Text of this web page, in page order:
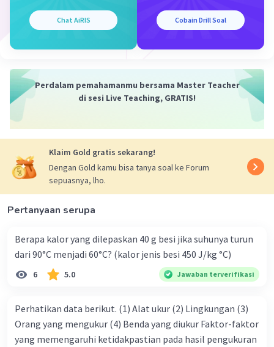
q = muatan listrik (C)
F = 9 x 10 x 0,02 x 0,08 / 0,02
Jadi jawaban yang tepat adalah 36 x 10 9 N.
Daniel N Level 73
06 Oktober 2023 13:26
Chat AiRIS Cobain Drill Soal
Perdalam pemahamanmu bersama Master Teacher
di sesi Live Teaching, GRATIS!
Klaim Gold gratis sekarang!
Dengan Gold kamu bisa tanya soal ke Forum
sepuasnya, lho.
Pertanyaan serupa
Berapa kalor yang dilepaskan 40 g besi jika suhunya turun
dari 90°C menjadi 60°C? (kalor jenis besi 450 J/kg °C)
6 5.0 Jawaban terverifikasi
Perhatikan data berikut. (1) Alat ukur (2) Lingkungan (3)
Orang yang mengukur (4) Benda yang diukur Faktor-faktor
yang memengaruhi ketidakpastian pada hasil pengukuran